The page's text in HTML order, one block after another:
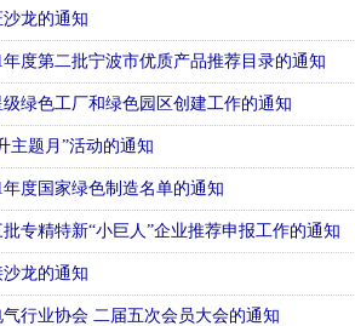
龙的通知
度第二批宁波市优质产品推荐目录的通知
绿色工厂和绿色园区创建工作的通知
主题月”活动的通知
度国家绿色制造名单的通知
专精特新“小巨人”企业推荐申报工作的通知
龙的通知
行业协会 二届五次会员大会的通知